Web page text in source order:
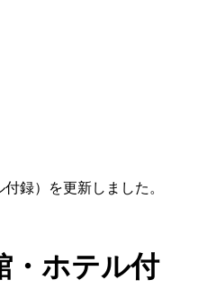
録）を更新しました。
・ホテル付